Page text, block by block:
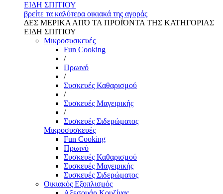
ΕΙΔΗ ΣΠΙΤΙΟΥ
βρείτε τα καλύτερα οικιακά της αγοράς
ΔΕΣ ΜΕΡΙΚΑ ΑΠΌ ΤΑ ΠΡΟΪΌΝΤΑ ΤΗΣ ΚΑΤΗΓΟΡΙΑΣ
ΕΙΔΗ ΣΠΙΤΙΟΥ
Μικροσυσκευές
Fun Cooking
/
Πρωινό
/
Συσκευές Καθαρισμού
/
Συσκευές Μαγειρικής
/
Συσκευές Σιδερώματος
Μικροσυσκευές
Fun Cooking
Πρωινό
Συσκευές Καθαρισμού
Συσκευές Μαγειρικής
Συσκευές Σιδερώματος
Οικιακός Εξοπλισμός